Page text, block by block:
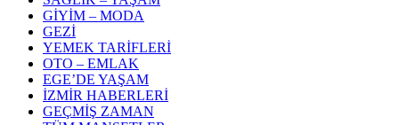
GİYİM – MODA
GEZİ
YEMEK TARİFLERİ
OTO – EMLAK
EGE’DE YAŞAM
İZMİR HABERLERİ
GEÇMİŞ ZAMAN